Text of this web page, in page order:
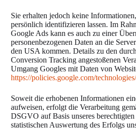
Sie erhalten jedoch keine
persönlich identifizieren lassen. Im
Google Ads kann es auch zu einer
personenbezogenen Daten an die
den USA kommen. Details zu den
Conversion Tracking angestoßenen
Umgang Googles mit Daten von
https://policies.google.com/technologies
Soweit die erhobenen Informationen
aufweisen, erfolgt die Verarbeitung
DSGVO auf Basis unseres berechtigten
statistischen Auswertung des Erfolgs